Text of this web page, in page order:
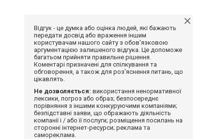
Відгук - це думка або оцінка людей, які бажають
передати досвід або враження іншим
користувачам нашого сайту з обов'язковою
аргументацією залишеного відгука. Це допоможе
багатьом прийняти правильне рішення.
Коментарі призначені для спілкування та
обговорення, а також для роз'яснення питань, що
цікавлять.
Не дозволяється: використання ненормативної
лексики, погроз або образ; безпосереднє
порівняння з іншими конкуруючими компаніями;
безпідставні заяви, що ображають діяльність
компанії і / або її послуги; розміщення посилань на
сторонні інтернет-ресурси; реклама та
самореклама.